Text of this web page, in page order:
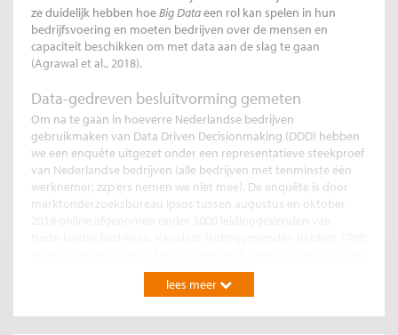
ze duidelijk hebben hoeBig Dataeen rol kan spelen in hun
bedrijfsvoering en moeten bedrijven over de mensen en
capaciteit beschikken om met data aan de slag te gaan
(Agrawal et al., 2018).
Data-gedreven besluitvorming gemeten
Om na te gaan in hoeverre Nederlandse bedrijven
gebruikmaken van Data Driven Decisionmaking (DDD) hebben
we een enquête uitgezet onder een representatieve steekproef
van Nederlandse bedrijven (alle bedrijven met tenminste één
werknemer; zzp’ers nemen we niet mee). De enquête is door
marktonderzoeksbureau Ipsos tussen augustus en oktober
De maat voor DDD bij bedrijven bestaat uit het gemiddelde van
hun zelf-gerapporteerde scores voorbeschikbaarheidvan data
lees meer